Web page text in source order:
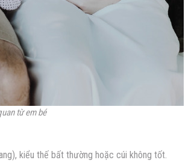
từ em bé
kiểu thế bất thường hoặc cúi không tốt.